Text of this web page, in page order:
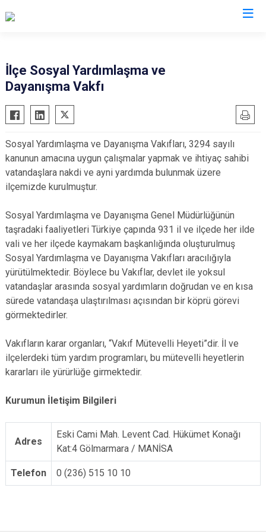
Ahmetli
Akhisar
Demirci
Gölmarmara
Gördes
Köprübaşı
Kula
Selendi
Soma
Yunusemre
İlçe Sosyal Yardımlaşma ve
Dayanışma Vakfı
Sosyal Yardımlaşma ve Dayanışma Vakıfları, 3294 sayılı
kanunun amacına uygun çalışmalar yapmak ve ihtiyaç sahibi
vatandaşlara nakdi ve ayni yardımda bulunmak üzere
ilçemizde kurulmuştur.
Sosyal Yardımlaşma ve Dayanışma Genel Müdürlüğünün
taşradaki faaliyetleri Türkiye çapında 931 il ve ilçede her ilde
vali ve her ilçede kaymakam başkanlığında oluşturulmuş
Sosyal Yardımlaşma ve Dayanışma Vakıfları aracılığıyla
yürütülmektedir. Böylece bu Vakıflar, devlet ile yoksul
vatandaşlar arasında sosyal yardımların doğrudan ve en kısa
sürede vatandaşa ulaştırılması açısından bir köprü görevi
görmektedirler.
Vakıfların karar organları, “Vakıf Mütevelli Heyeti”dir. İl ve
ilçelerdeki tüm yardım programları, bu mütevelli heyetlerin
kararları ile yürürlüğe girmektedir.
Kurumun İletişim Bilgileri
Adres
Eski Cami Mah. Levent Cad. Hükümet Konağı
Kat:4 Gölmarmara / MANİSA
Telefon 0 (236) 515 10 10